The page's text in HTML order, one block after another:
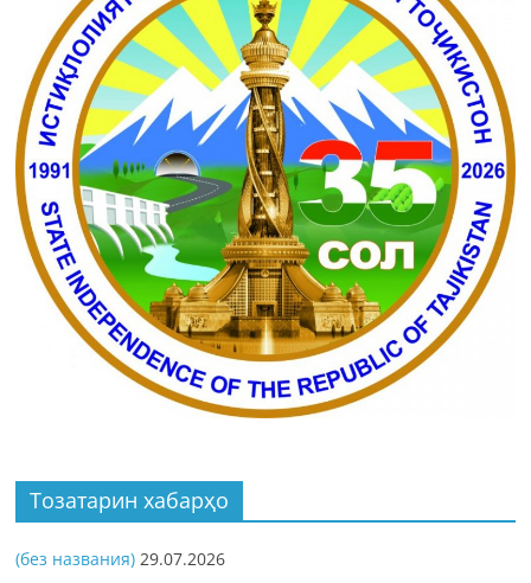
Тозатарин хабарҳо
(без названия) 29.07.2026